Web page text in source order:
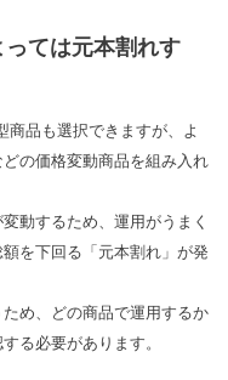
ては元本割れす
商品も選択できますが、よ
の価格変動商品を組み入れ
動するため、運用がうまく
を下回る「元本割れ」が発
め、どの商品で運用するか
る必要があります。